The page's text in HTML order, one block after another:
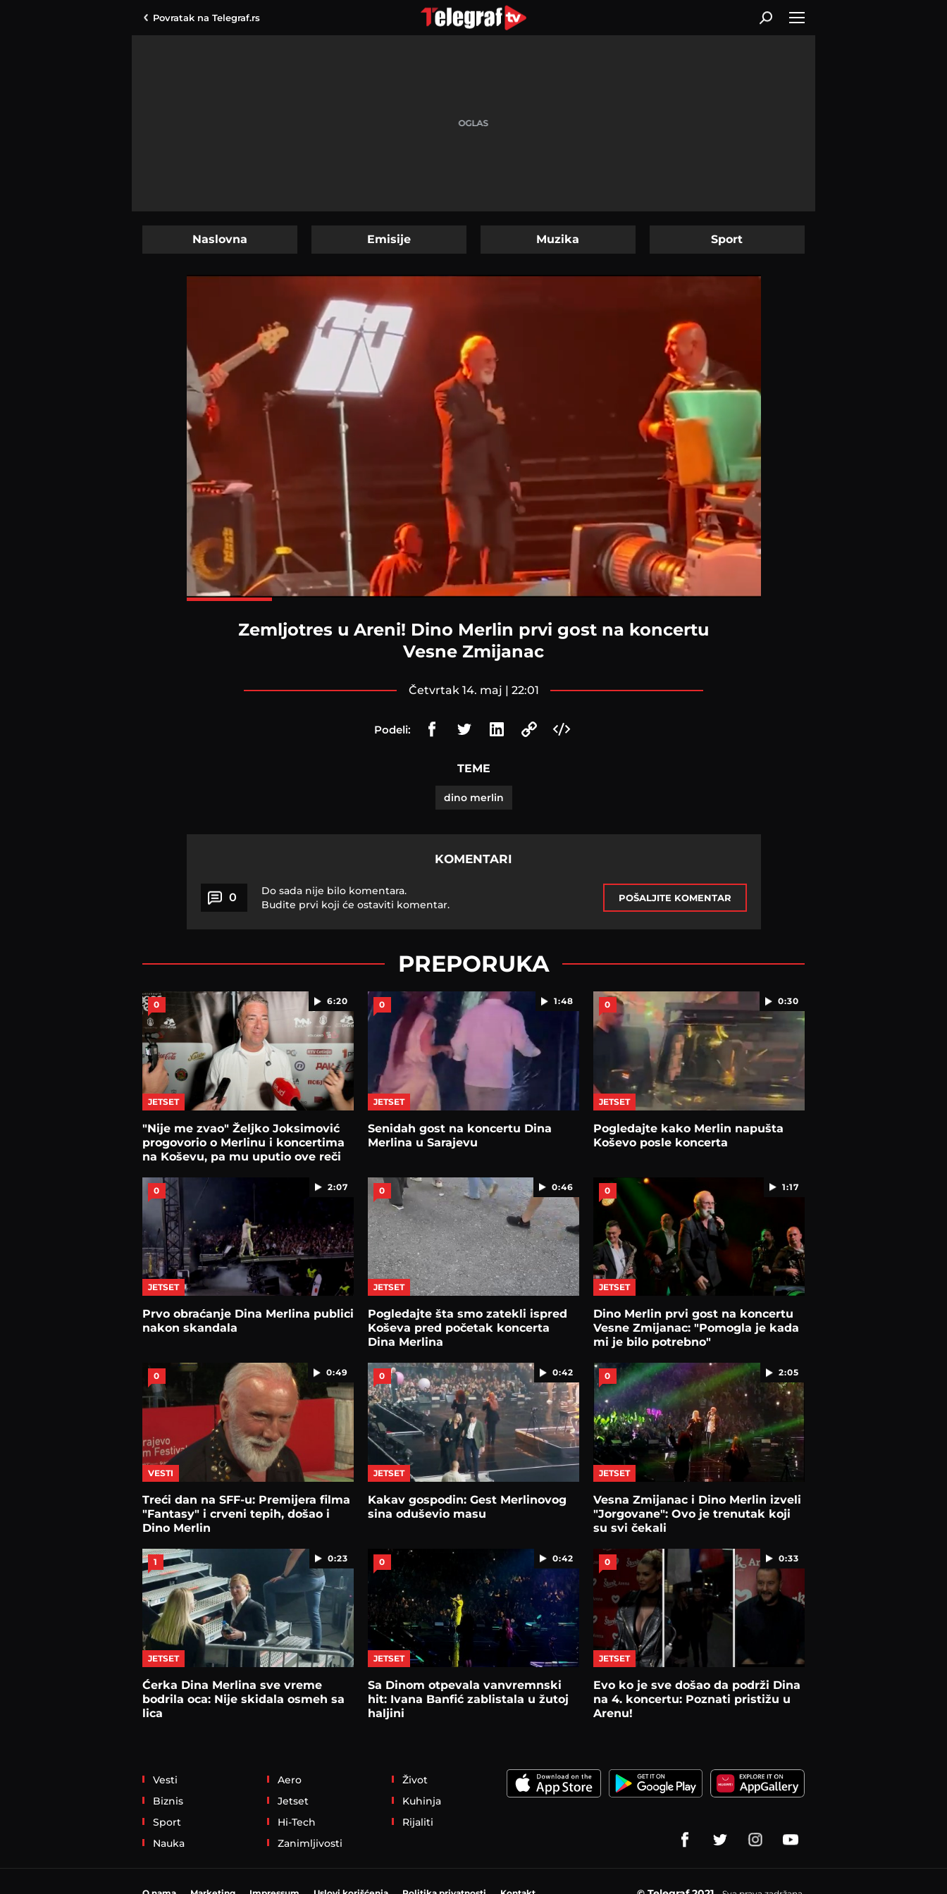
Povratak na Telegraf.rs
Naslovna Emisije Muzika Sport
Zemljotres u Areni! Dino Merlin prvi gost na koncertu
Vesne Zmijanac
četvrtak 14. maj | 22:01
Podeli:
TEME
dino merlin
KOMENTARI
0
Do sada nije bilo komentara.
Budite prvi koji će ostaviti komentar.
POŠALJITE KOMENTAR
PREPORUKA
6:20
0
JETSET
"Nije me zvao" Željko Joksimović
progovorio o Merlinu i koncertima
na Koševu, pa mu uputio ove reči
1:48
0
JETSET
Senidah gost na koncertu Dina
Merlina u Sarajevu
0:30
0
JETSET
Pogledajte kako Merlin napušta
Koševo posle koncerta
2:07
0
JETSET
Prvo obraćanje Dina Merlina publici
nakon skandala
0:46
0
JETSET
Pogledajte šta smo zatekli ispred
Koševa pred početak koncerta
Dina Merlina
1:17
0
JETSET
Dino Merlin prvi gost na koncertu
Vesne Zmijanac: "Pomogla je kada
mi je bilo potrebno"
0:49
0
VESTI
Treći dan na SFF-u: Premijera filma
"Fantasy" i crveni tepih, došao i
Dino Merlin
0:42
0
JETSET
Kakav gospodin: Gest Merlinovog
sina oduševio masu
2:05
0
JETSET
Vesna Zmijanac i Dino Merlin izveli
"Jorgovane": Ovo je trenutak koji
su svi čekali
0:23
1
JETSET
Ćerka Dina Merlina sve vreme
bodrila oca: Nije skidala osmeh sa
lica
0:42
0
JETSET
Sa Dinom otpevala vanvremnski
hit: Ivana Banfić zablistala u žutoj
haljini
0:33
0
JETSET
Evo ko je sve došao da podrži Dina
na 4. koncertu: Poznati pristižu u
Arenu!
Vesti
Biznis
Sport
Nauka
Aero
Jetset
Hi-Tech
Zanimljivosti
Život
Kuhinja
Rijaliti